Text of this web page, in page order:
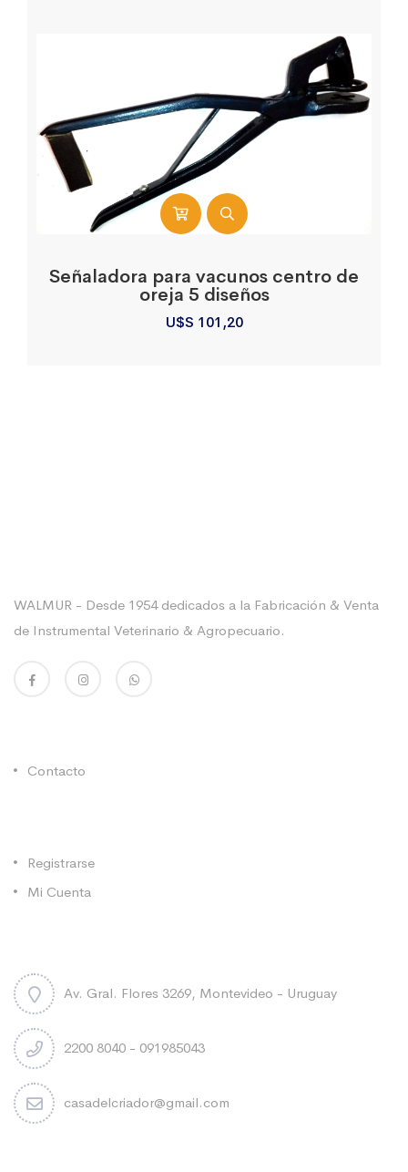
Señaladora para vacunos centro de
oreja 5 diseños
U$S 101,20
WALMUR - Desde 1954 dedicados a la Fabricación & Venta
de Instrumental Veterinario & Agropecuario.
Contacto
Registrarse
Mi Cuenta
Av. Gral. Flores 3269, Montevideo - Uruguay
2200 8040 - 091985043
casadelcriador@gmail.com